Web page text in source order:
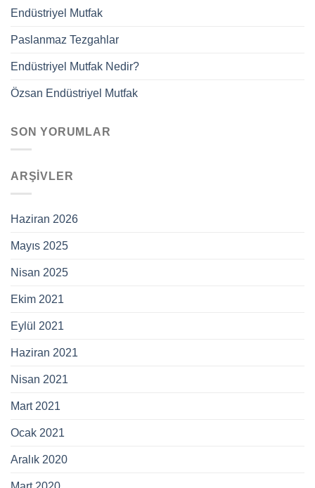
Endüstriyel Mutfak
Paslanmaz Tezgahlar
Endüstriyel Mutfak Nedir?
Özsan Endüstriyel Mutfak
SON YORUMLAR
ARŞIVLER
Haziran 2026
Mayıs 2025
Nisan 2025
Ekim 2021
Eylül 2021
Haziran 2021
Nisan 2021
Mart 2021
Ocak 2021
Aralık 2020